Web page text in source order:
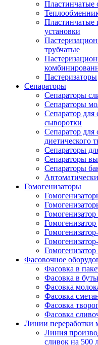
Пластинчатые
Пластинчатые
установки
трубчатые
Пастеризаторы
Сепараторы
Сепараторы
Сепараторы
Сепаратор
сыворотки
Сепаратор для
диетического
Сепараторы
Сепараторы
Сепараторы
Гомогенизаторы
Гомогенизатор
Гомогенизатор
Фасовочное
Фасовка в
Фасовка в
Фасовка
Фасовка
Фасовка
Фасовка
Линии переработки
Линия
сливок на 500